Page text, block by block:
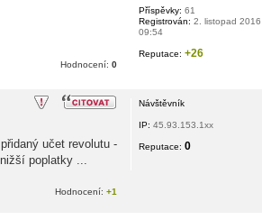
Hodnocení: 0
Příspěvky: 61
Registrován: 2. listopad 2016
09:54
Reputace: +26
učet revolutu -
poplatky ...
Hodnocení: +1
Návštěvník
IP: 45.93.153.1xx
Reputace: 0